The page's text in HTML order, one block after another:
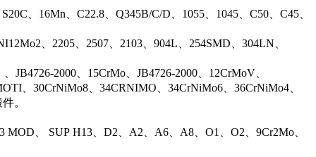
、16Mn、C22.8、Q345B/C/D、1055、1045、C50、C45、
、2205、2507、2103、904L、254SMD、304LN、
2000、15CrMo、JB4726-2000、12CrMoV、
、30CrNiMo8、34CRNIMO、34CrNiMo6、36CrNiMo4、
。
、 SUP H13、D2、A2、A6、A8、O1、O2、9Cr2Mo、